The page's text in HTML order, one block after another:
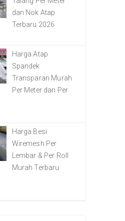
dan Nok Atap
Terbaru 2026
Harga Atap
Spandek
Transparan Murah
Per Meter dan Per
Harga Besi
Wiremesh Per
Lembar & Per Roll
Murah Terbaru